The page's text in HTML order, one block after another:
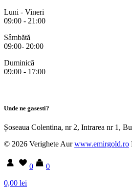
Luni - Vineri
09:00 - 21:00
Sâmbătă
09:00- 20:00
Duminică
09:00 - 17:00
Unde ne gasesti?
Șoseaua Colentina, nr 2, Intrarea nr 1,
© 2026 Verighete Aurwww.emirgold.ro
0
0
0,00 lei